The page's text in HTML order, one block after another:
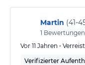
Martin (41-
1 Bewertungen
Vor 11 Jahren •
Verifizierter